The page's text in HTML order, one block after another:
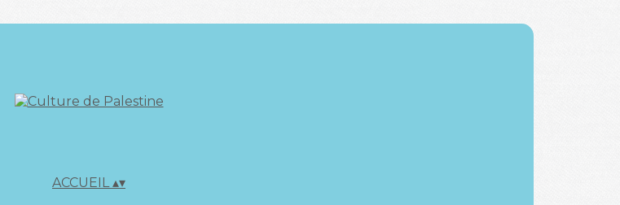
ACCUEIL▴▾